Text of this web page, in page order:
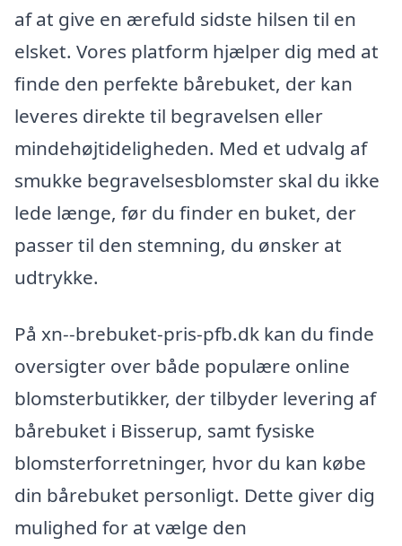
af at give en ærefuld sidste hilsen til en
elsket. Vores platform hjælper dig med at
finde den perfekte bårebuket, der kan
leveres direkte til begravelsen eller
mindehøjtideligheden. Med et udvalg af
smukke begravelsesblomster skal du ikke
lede længe, før du finder en buket, der
passer til den stemning, du ønsker at
udtrykke.
På xn--brebuket-pris-pfb.dk kan du finde
oversigter over både populære online
blomsterbutikker, der tilbyder levering af
bårebuket i Bisserup, samt fysiske
blomsterforretninger, hvor du kan købe
din bårebuket personligt. Dette giver dig
mulighed for at vælge den